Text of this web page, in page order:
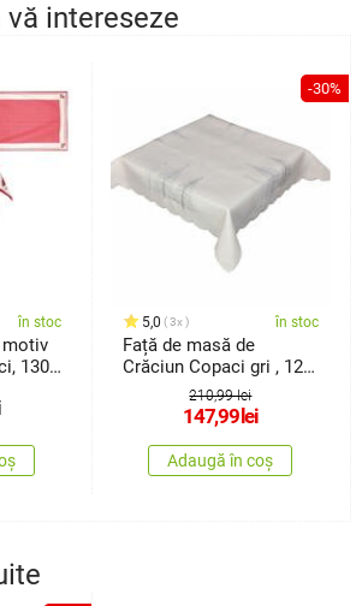
vă intereseze
în stoc
motiv
130
-30%
5,0 3x în stoc
Față de masă de
Crăciun Copaci gri , 120
x 140 cm210,99 lei
147,99 lei
Adaugă în coș